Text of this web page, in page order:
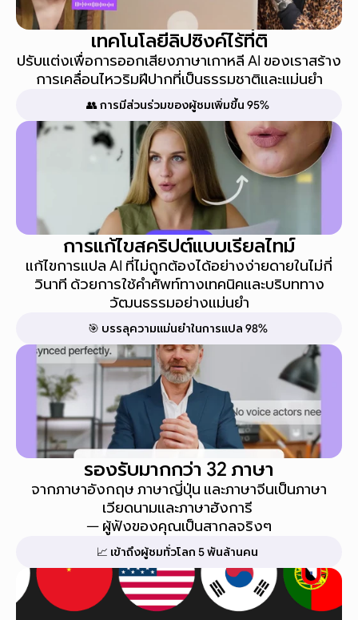
เทคโนโลยีลิปซิงค์ไร้ที่ติ
ปรับแต่งเพื่อการออกเสียงภาษาเกาหลี AI ของเราสร้าง
การเคลื่อนไหวริมฝีปากที่เป็นธรรมชาติและแม่นยำ
👥 การมีส่วนร่วมของผู้ชมเพิ่มขึ้น 95%
การแก้ไขสคริปต์แบบเรียลไทม์
แก้ไขการแปล AI ที่ไม่ถูกต้องได้อย่างง่ายดายในไม่กี่
วินาที ด้วยการใช้คำศัพท์ทางเทคนิคและบริบททาง
วัฒนธรรมอย่างแม่นยำ
🎯 บรรลุความแม่นยำในการแปล 98%
รองรับมากกว่า 32 ภาษา
จากภาษาอังกฤษ ภาษาญี่ปุ่น และภาษาจีนเป็นภาษา
เวียดนามและภาษาฮังการี
— ผู้ฟังของคุณเป็นสากลจริงๆ
📈 เข้าถึงผู้ชมทั่วโลก 5 พันล้านคน